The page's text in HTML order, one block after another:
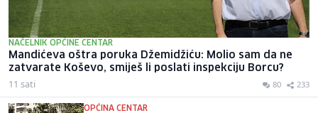
NAČELNIK OPĆINE CENTAR
Mandićeva oštra poruka Džemidžiću: Molio sam da ne
zatvarate Koševo, smiješ li poslati inspekciju Borcu?
11 sati 80 233
OPĆINA CENTAR